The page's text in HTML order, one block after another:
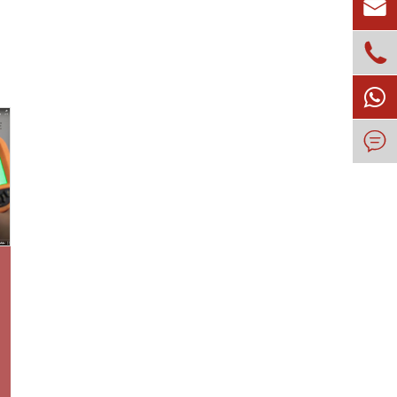


